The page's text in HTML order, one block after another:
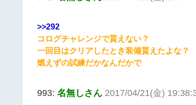
>>292
コログチャレンジで貰えない？
一回目はクリアしたとき装備貰えたよな？
燃えずの試練だかなんだかで
993: 名無しさん 2017/04/21(金)